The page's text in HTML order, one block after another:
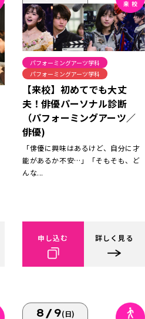
パフォーミングアーツ学科
パフォーミングアーツ学科
【来校】初めてでも大丈
夫！俳優パーソナル診断
（パフォーミングアーツ／
俳優)
「俳優に興味はあるけど、自分に才
能があるか不安…」「そもそも、ど
んな...
申し込む 詳しく見る
8/9(日)